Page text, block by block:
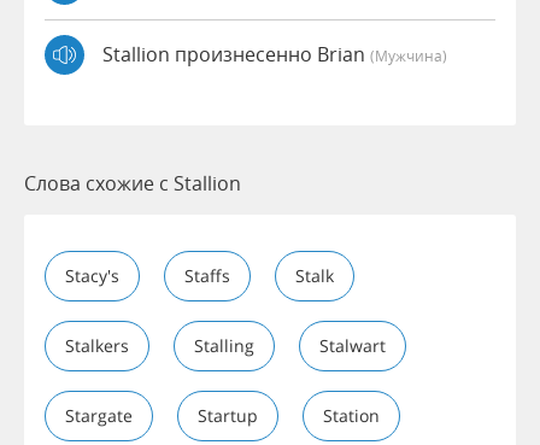
Stallion произнесенно Brian (мужчина)
Слова схожие с Stallion
Stacy's Staffs Stalk
Stalkers Stalling Stalwart
Stargate Startup Station